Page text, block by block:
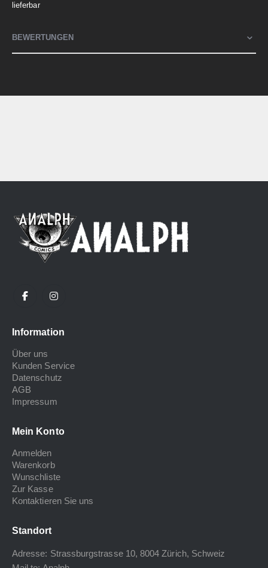
lieferbar
BEWERTUNGEN
Information
Über uns
Kunden Service
Datenschutz
AGB
Impressum
Mein Konto
Anmelden
Warenkorb
Wunschliste
Zur Kasse
Kontaktieren Sie uns
Standort
Adresse: Strassburgstrasse 10, 8004 Zürich, Schweiz